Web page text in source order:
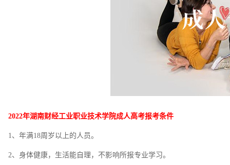
2022年湖南财经工业职业技术学院成人高考报考条件
1、年满18周岁以上的人员。
2、身体健康，生活能自理，不影响所报专业学习。